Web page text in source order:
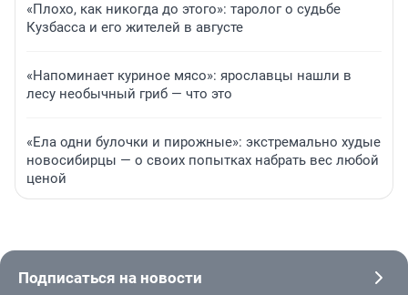
«Плохо, как никогда до этого»: таролог о судьбе
Кузбасса и его жителей в августе
«Напоминает куриное мясо»: ярославцы нашли в
лесу необычный гриб — что это
«Ела одни булочки и пирожные»: экстремально худые
новосибирцы — о своих попытках набрать вес любой
ценой
Подписаться на новости